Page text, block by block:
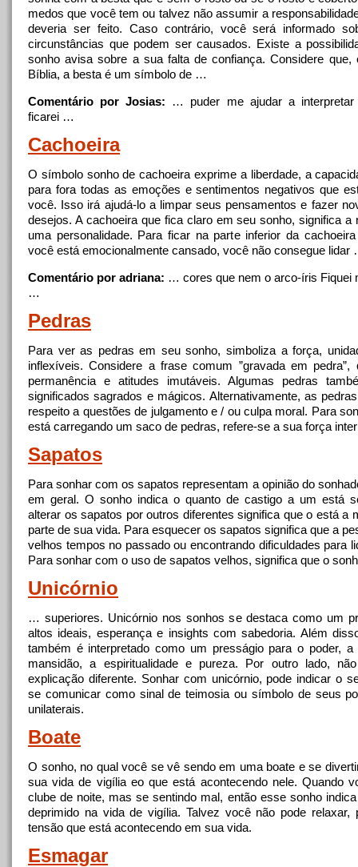
medos que você tem ou talvez não assumir a
deveria ser feito. Caso contrário, você será informado
circunstâncias que podem ser causados​​. Existe a
sonho avisa sobre asua falta de confiança. Considere que,
Bíblia, a besta é um símbolo de …
Comentário por Josias: … puder me ajudar ainterpretar
ficarei …
Cachoeira
O símbolo sonho de cachoeira exprime aliberdade, a
para fora todas as emoções e sentimentos negativos que
você. Isso irá ajudá-lo alimpar seus pensamentos e fazer
desejos. Acachoeira que fica claro em seu sonho, significaa
uma personalidade. Para ficar na parte inferior da
você está emocionalmente cansado, você não consegue lidar
Comentário por adriana: … cores que nem o arco-íris Fiquei
…
Pedras
Para ver as pedras em seu sonho, simboliza aforça,
inflexíveis. Considere afrase comum ”gravada em pedra”,
permanência e atitudes imutáveis​​. Algumas pedras
significados sagrados e mágicos. Alternativamente, as
respeitoa questões de julgamento e / ou culpa moral. Para
está carregando um saco de pedras, refere-se a sua força
Sapatos
Para sonhar com os sapatos representam aopinião do
em geral. O sonho indica o quanto de castigo a um está
alterar os sapatos por outros diferentes significa que o está a
parte de sua vida. Para esquecer os sapatos significa que a
velhos tempos no passado ou encontrando dificuldades para
Para sonhar com o uso de sapatos velhos, significa que o
Unicórnio
… superiores. Unicórnio nos sonhos se destaca como um
altos ideais, esperança e insights com sabedoria. Além
também é interpretado como um presságio para o poder, a
mansidão,a espiritualidade e pureza. Por outro lado,
explicação diferente. Sonhar com unicórnio, pode indicar o
se comunicar como sinal de teimosia ou símbolo de seus
unilaterais.
Boate
O sonho, no qual você se vê sendo em uma boate e se
sua vida de vigília eo que está acontecendo nele. Quando
clube de noite, mas se sentindo mal, então esse sonho
deprimido na vida de vigília. Talvez você não pode relaxar,
tensão que está acontecendo em sua vida.
Esmagar